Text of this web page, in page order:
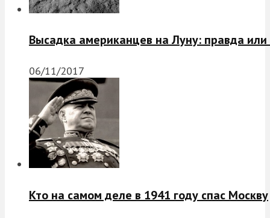
Высадка американцев на Луну: правда
06/11/2017
Кто на самом деле в 1941 году спас Москву